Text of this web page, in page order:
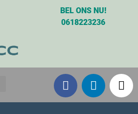
BEL ONS NU!
0618223236